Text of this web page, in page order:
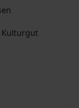
Kulturgut